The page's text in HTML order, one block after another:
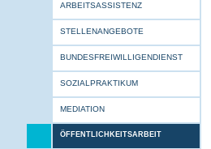
ARBEITSASSISTENZ
STELLENANGEBOTE
BUNDESFREIWILLIGENDIENST
SOZIALPRAKTIKUM
MEDIATION
ÖFFENTLICHKEITSARBEIT